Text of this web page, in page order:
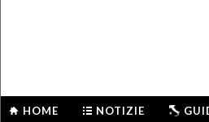
HOME NOTIZIE